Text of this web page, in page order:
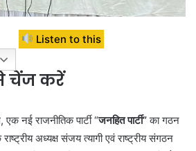
Listen to this
चेंज करें
नई राजनीतिक पार्टी “जनहित पार्टी”का गठन
अध्यक्ष संजय त्यागी एवं राष्ट्रीय संगठन